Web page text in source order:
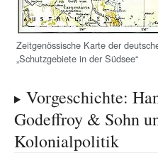
Zeitgenössische Karte der
„Schutzgebiete in der Südsee“
Vorgeschichte:
Godeffroy & Sohn
Kolonialpolitik